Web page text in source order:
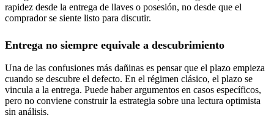
rapidez desde la entrega de llaves o posesión, no desde que el
comprador se siente listo para discutir.
Entrega no siempre equivale a descubrimiento
Una de las confusiones más dañinas es pensar que el plazo empieza
cuando se descubre el defecto. En el régimen clásico, el plazo se
vincula a la entrega. Puede haber argumentos en casos específicos,
pero no conviene construir la estrategia sobre una lectura optimista
sin análisis.